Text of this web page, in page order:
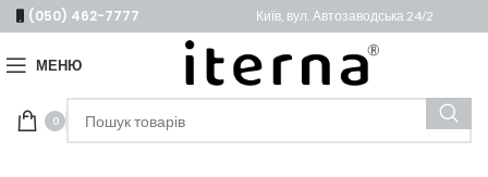
(050) 462-7777 Київ, вул. Автозаводська 24/2
МЕНЮ
0